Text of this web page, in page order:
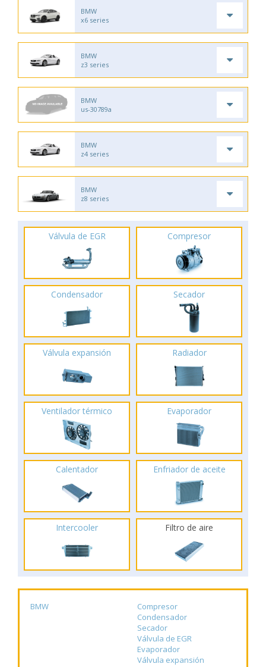
BMW
x6 series
BMW
z3 series
BMW
us-30789a
BMW
z4 series
BMW
z8 series
Válvula de EGR Compresor
Condensador Secador
Válvula expansión Radiador
Ventilador térmico Evaporador
Calentador Enfriador de aceite
Intercooler Filtro de aire
BMW
Compresor
Condensador
Secador
Válvula de EGR
Evaporador
Válvula expansión